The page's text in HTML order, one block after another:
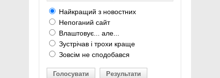
Найкращий з новостних
Непоганий сайт
Влаштовує... але...
Зустрічав і трохи краще
Зовсім не сподобався
Голосувати Результати